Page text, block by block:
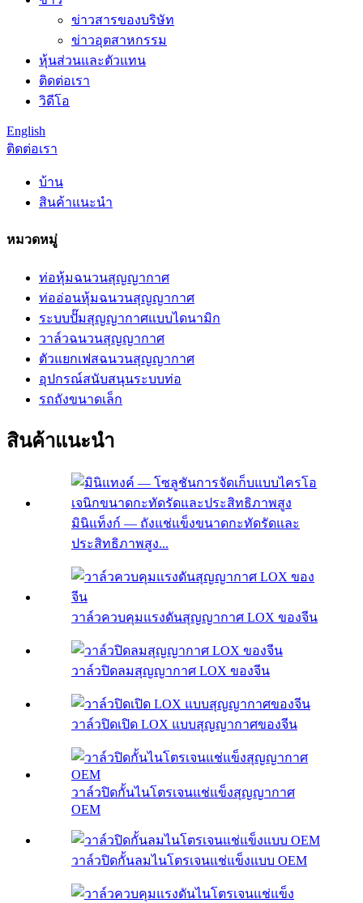
ข่าวสารของบริษัท
ข่าวอุตสาหกรรม
หุ้นส่วนและตัวแทน
ติดต่อเรา
วิดีโอ
English
ติดต่อเรา
บ้าน
สินค้าแนะนำ
หมวดหมู่
ท่อหุ้มฉนวนสุญญากาศ
ท่ออ่อนหุ้มฉนวนสุญญากาศ
ระบบปั๊มสุญญากาศแบบไดนามิก
วาล์วฉนวนสุญญากาศ
ตัวแยกเฟสฉนวนสุญญากาศ
อุปกรณ์สนับสนุนระบบท่อ
รถถังขนาดเล็ก
สินค้าแนะนำ
มินิแท็งก์ — ถังแช่แข็งขนาดกะทัดรัดและ
ประสิทธิภาพสูง...
วาล์วควบคุมแรงดันสุญญากาศ LOX ของจีน
วาล์วปิดลมสุญญากาศ LOX ของจีน
วาล์วปิดเปิด LOX แบบสุญญากาศของจีน
วาล์วปิดกั้นไนโตรเจนแช่แข็งสุญญากาศ
OEM
วาล์วปิดกั้นลมไนโตรเจนแช่แข็งแบบ OEM